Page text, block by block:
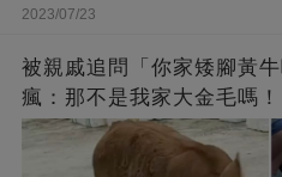
2023/07/23
被親戚追問「你家矮腳黃
瘋：那不是我家大金毛嗎！